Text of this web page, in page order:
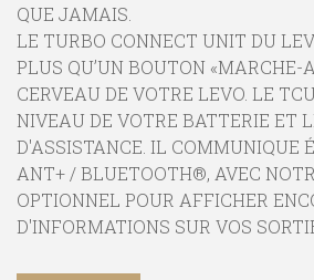
QUE JAMAIS.
LE TURBO CONNECT UNIT DU
PLUS QU’UN BOUTON «MARCHE-
CERVEAU DE VOTRE LEVO. LE
NIVEAU DE VOTRE BATTERIE ET
D'ASSISTANCE. IL COMMUNIQUE
ANT+ / BLUETOOTH®, AVEC
OPTIONNEL POUR AFFICHER
D'INFORMATIONS SUR VOS